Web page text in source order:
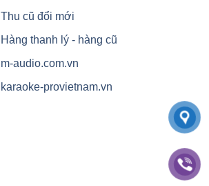
Thu cũ đổi mới
Hàng thanh lý - hàng cũ
m-audio.com.vn
karaoke-provietnam.vn